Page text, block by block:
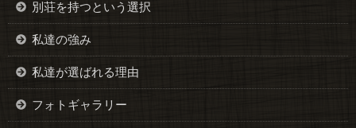
別荘を持つという選択
私達の強み
私達が選ばれる理由
フォトギャラリー